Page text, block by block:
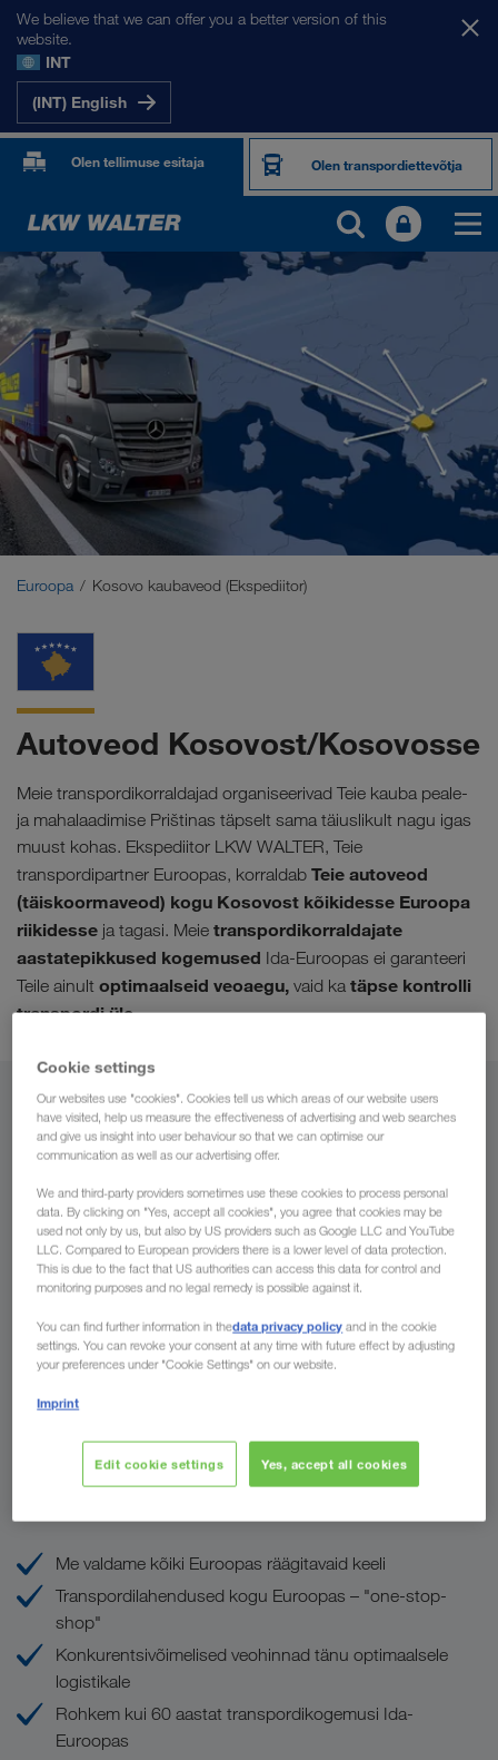
We believe that we can offer you a better version of this
website.
INT
(INT) English
Olen tellimuse esitaja Olen transpordiettevõtja
MEIE SIHTRIIGID
Euroopa
Kesk-Aasia
Venemaa
Lähis-Ida
Euroopa Kosovo kaubaveod (Ekspediitor)
Autoveod Kosovost/Kosovosse
Meie transpordikorraldajad organiseerivad Teie kauba peale-
ja mahalaadimise Prištinas täpselt sama täiuslikult nagu igas
muust kohas. Ekspediitor LKW WALTER, Teie
transpordipartner Euroopas, korraldab Teie autoveod
(täiskoormaveod) kogu Kosovost kõikidesse Euroopa
riikidesse ja tagasi. Meie transpordikorraldajate
aastatepikkused kogemused Ida-Euroopas ei garanteeri
Teile ainult optimaalseid veoaegu, vaid ka täpse kontrolli
transpordi üle.
Lähtekoht
Eesti
Sihtkoht
Teie eelised LKW WALTERiga
Me valdame kõiki Euroopas räägitavaid keeli
Transpordilahendused kogu Euroopas – "one-stop-
shop"
Konkurentsivõimelised veohinnad tänu optimaalsele
logistikale
Rohkem kui 60 aastat transpordikogemusi Ida-
Euroopas
Cookie settings
Our websites use "cookies". Cookies tell us which areas of our website users
have visited, help us measure the effectiveness of advertising and web searches
and give us insight into user behaviour so that we can optimise our
communication as well as our advertising offer.
We and third-party providers sometimes use these cookies to process personal
data. By clicking on "Yes, accept all cookies", you agree that cookies may be
used not only by us, but also by US providers such as Google LLC and YouTube
LLC. Compared to European providers there is a lower level of data protection.
This is due to the fact that US authorities can access this data for control and
monitoring purposes and no legal remedy is possible against it.
You can find further information in thedata privacy policy and in the cookie
settings. You can revoke your consent at any time with future effect by adjusting
your preferences under "Cookie Settings" on our website.
Imprint
Edit cookie settings Yes, accept all cookies